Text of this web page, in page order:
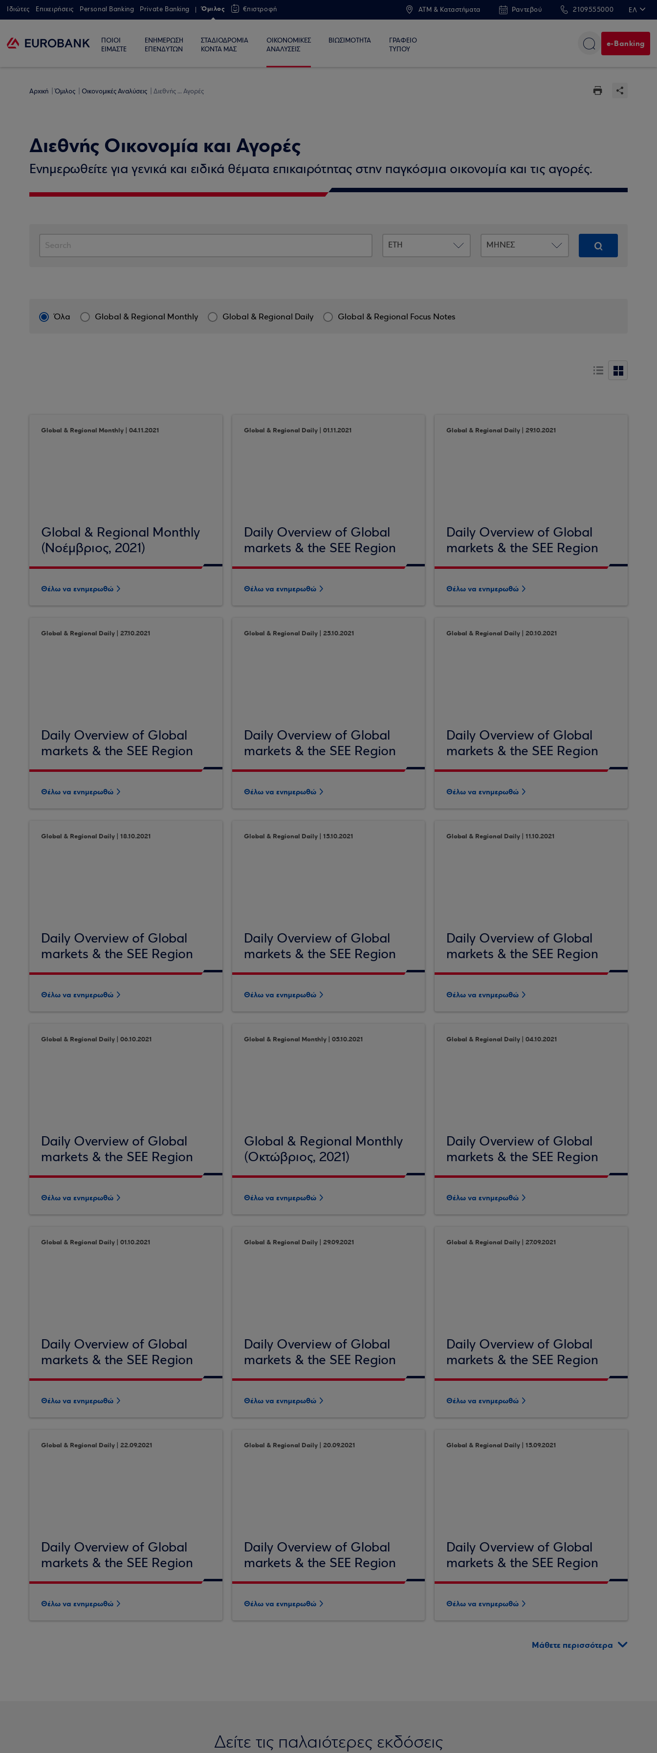
Ιδιώτες Επιχειρήσεις Personal Banking Private Banking Όμιλος €πιστροφή ATM & Καταστήματα Ραντεβού 2109555000 ΕΛ
ΠΟΙΟΙ
ΕΙΜΑΣΤΕ
ΕΝΗΜΕΡΩΣΗ
ΕΠΕΝΔΥΤΩΝ
ΣΤΑΔΙΟΔΡΟΜΙΑ
ΚΟΝΤΑ ΜΑΣ
ΟΙΚΟΝΟΜΙΚΕΣ
ΑΝΑΛΥΣΕΙΣ
ΒΙΩΣΙΜΟΤΗΤΑ
ΓΡΑΦΕΙΟ
ΤΥΠΟΥ
e-Banking
Αρχική Όμιλος Οικονομικές Αναλύσεις Διεθνής ... Αγορές
Διεθνής Οικονομία και Αγορές
Ενημερωθείτε για γενικά και ειδικά θέματα επικαιρότητας στην παγκόσμια οικονομία και τις αγορές.
Όλα Global & Regional Monthly Global & Regional Daily Global & Regional Focus Notes
Global & Regional Monthly | 04.11.2021
Global & Regional Monthly
(Νοέμβριος, 2021)
Θέλω να ενημερωθώ
Global & Regional Daily | 01.11.2021
Daily Overview of Global
markets & the SEE Region
Θέλω να ενημερωθώ
Global & Regional Daily | 29.10.2021
Daily Overview of Global
markets & the SEE Region
Θέλω να ενημερωθώ
Global & Regional Daily | 27.10.2021
Daily Overview of Global
markets & the SEE Region
Θέλω να ενημερωθώ
Global & Regional Daily | 25.10.2021
Daily Overview of Global
markets & the SEE Region
Θέλω να ενημερωθώ
Global & Regional Daily | 20.10.2021
Daily Overview of Global
markets & the SEE Region
Θέλω να ενημερωθώ
Global & Regional Daily | 18.10.2021
Daily Overview of Global
markets & the SEE Region
Θέλω να ενημερωθώ
Global & Regional Daily | 15.10.2021
Daily Overview of Global
markets & the SEE Region
Θέλω να ενημερωθώ
Global & Regional Daily | 11.10.2021
Daily Overview of Global
markets & the SEE Region
Θέλω να ενημερωθώ
Global & Regional Daily | 06.10.2021
Daily Overview of Global
markets & the SEE Region
Θέλω να ενημερωθώ
Global & Regional Monthly | 05.10.2021
Global & Regional Monthly
(Οκτώβριος, 2021)
Θέλω να ενημερωθώ
Global & Regional Daily | 04.10.2021
Daily Overview of Global
markets & the SEE Region
Θέλω να ενημερωθώ
Global & Regional Daily | 01.10.2021
Daily Overview of Global
markets & the SEE Region
Θέλω να ενημερωθώ
Global & Regional Daily | 29.09.2021
Daily Overview of Global
markets & the SEE Region
Θέλω να ενημερωθώ
Global & Regional Daily | 27.09.2021
Daily Overview of Global
markets & the SEE Region
Θέλω να ενημερωθώ
Global & Regional Daily | 22.09.2021
Daily Overview of Global
markets & the SEE Region
Θέλω να ενημερωθώ
Global & Regional Daily | 20.09.2021
Daily Overview of Global
markets & the SEE Region
Θέλω να ενημερωθώ
Global & Regional Daily | 15.09.2021
Daily Overview of Global
markets & the SEE Region
Θέλω να ενημερωθώ
Μάθετε περισσότερα
Δείτε τις παλαιότερες εκδόσεις